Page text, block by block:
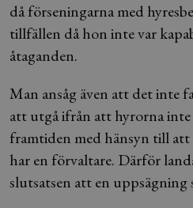
då förseningarna med
tillfällen då hon inte var
åtaganden.
Man ansåg även att det inte
att utgå ifrån att hyrorna inte
framtiden med hänsyn till
har en förvaltare. Därför
slutsatsen att en uppsägning